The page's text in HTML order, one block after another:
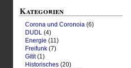
Kategorien
Corona und Coronoia (6)
DUDL
(4)
Energie (11)
Freifunk(7)
Gitit(1)
Historisches(20)